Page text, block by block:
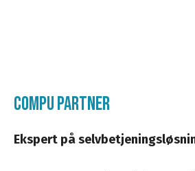
COMPU PARTNER
Ekspert på